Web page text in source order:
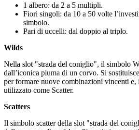
1 albero: da 2 a 5 multipli.
Fiori singoli: da 10 a 50 volte
simbolo.
Pari di uccelli: dal doppio al triplo.
Wilds
Nella slot "strada del coniglio", il simbolo
dall’iconica piuma di un corvo. Si
per formare nuove combinazioni vincenti e,
utilizzato come Scatter.
Scatters
Il simbolo scatter della slot "strada del